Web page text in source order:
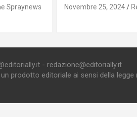
Spraynews Novembre 25, 2024
- redazione@editorially.it
prodotto editoriale ai sensi della legge